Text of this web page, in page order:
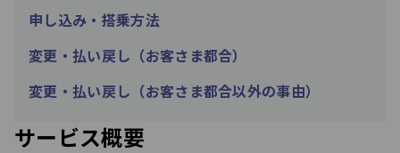
申し込み・搭乗方法
変更・払い戻し（お客さま都合）
変更・払い戻し（お客さま都合以外の事由）
サービス概要